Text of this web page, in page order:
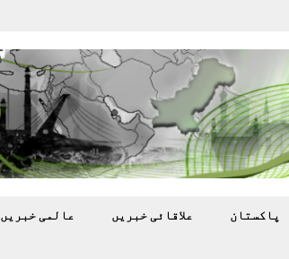
پاکستان علاقائی خبريں عالمی خبريں